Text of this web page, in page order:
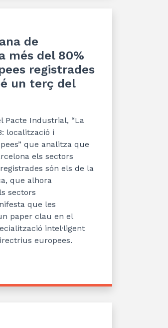
de
més del 80%
registrades
un terç del
Pacte Industrial, “La
localització i
que analitza que
els sectors
són els de la
que alhora
sectors
que les
paper clau en el
intel·ligent
europees.